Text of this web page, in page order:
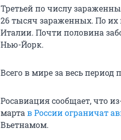
Третьей по числу
26 тысяч зараженных. По
Италии. Почти половина
Нью-Йорк.
Всего в мире за весь
Росавиация сообщает, что
марта в России ограничат
Вьетнамом.